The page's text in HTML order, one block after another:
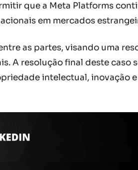
que a Meta Platforms
em mercados
as partes, visando uma
A resolução final deste caso
intelectual, inovação